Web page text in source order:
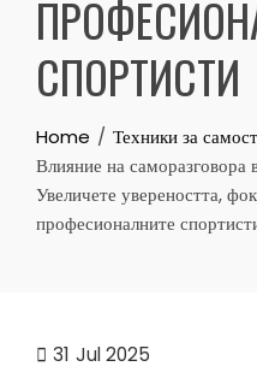
СПОРТИСТИ
Home
Техники за
Влияние на саморазговора
Увеличете увереността,
професионалните
31 Jul 2025